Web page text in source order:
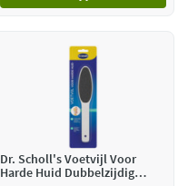
Dr. Scholl's Voetvijl Voor
Harde Huid Dubbelzijdig